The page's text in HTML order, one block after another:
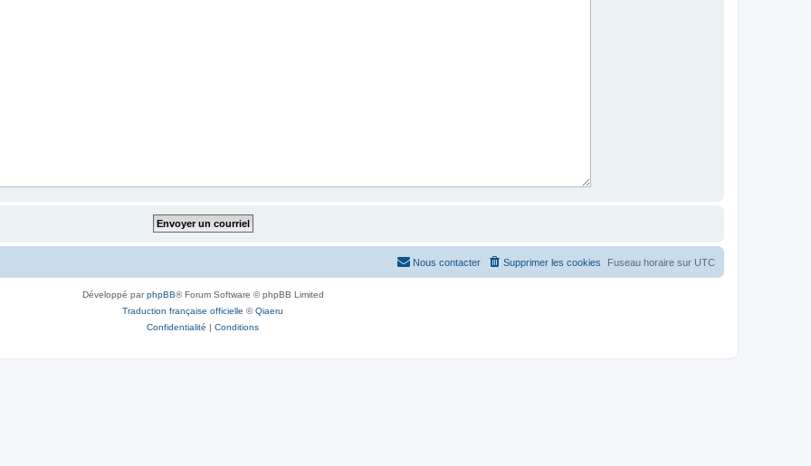
Fuseau horaire sur UTC
Supprimer les cookies
Nous contacter
Développé parphpBB® Forum Software © phpBB Limited
Traduction française officielle ©Qiaeru
Confidentialité | Conditions